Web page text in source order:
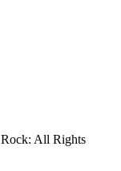
All Rights